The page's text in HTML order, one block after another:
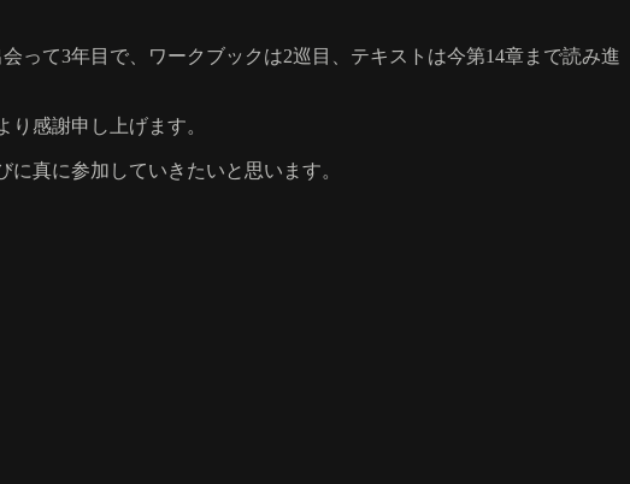
って3年目で、ワークブックは2巡目、テキストは今第14章まで読み進
感謝申し上げます。
真に参加していきたいと思います。